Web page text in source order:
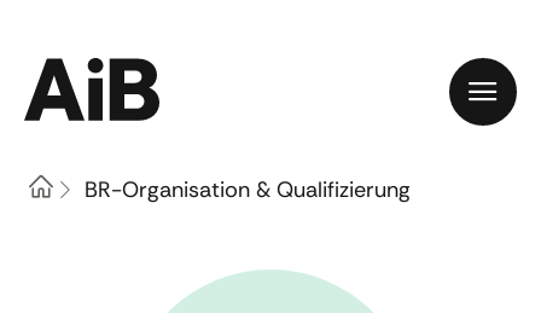
HomeBR-Organisation & Qualifizierung